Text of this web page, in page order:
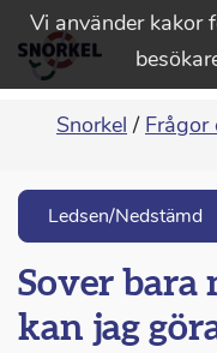
Vi använder kakor
Snorkel / Frågor
Ledsen/Nedstämd
Sover bara
kan jag